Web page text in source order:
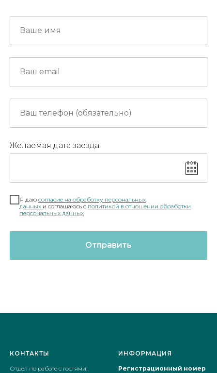
Желаемая дата заезда
Я даю согласие на обработку персональных
данных и соглашаюсь c политикой в отношении обработки
персональных данных
Отправить
КОНТАКТЫ
Отдел по работе с гостями:
ИНФОРМАЦИЯ
Регистрационный номер